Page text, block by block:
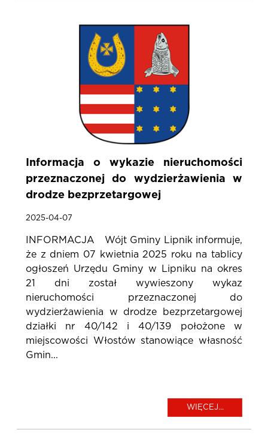
Informacja o wykazie nieruchomości
przeznaczonej do wydzierżawienia w
drodze bezprzetargowej
2025-04-07
INFORMACJA Wójt Gminy Lipnik informuje,
że z dniem 07 kwietnia 2025 roku na tablicy
ogłoszeń Urzędu Gminy w Lipniku na okres
21 dni został wywieszony wykaz
nieruchomości przeznaczonej do
wydzierżawienia w drodze bezprzetargowej
działki nr 40/142 i 40/139 położone w
miejscowości Włostów stanowiące własność
Gmin...
WIĘCEJ...